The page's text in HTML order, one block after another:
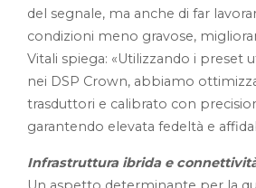
del segnale, ma anche di far
condizioni meno gravose,
Vitali spiega: «Utilizzando i preset
nei DSP Crown, abbiamo
trasduttori e calibrato con
garantendo elevata fedeltà e
Infrastruttura ibrida e